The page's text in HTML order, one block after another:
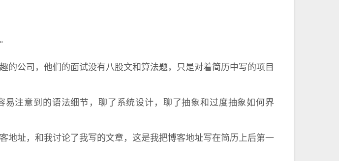
的公司，他们的面试没有八股文和算法题，只是对着简历中写的项目
易注意到的语法细节，聊了系统设计，聊了抽象和过度抽象如何界
地址，和我讨论了我写的文章，这是我把博客地址写在简历上后第一